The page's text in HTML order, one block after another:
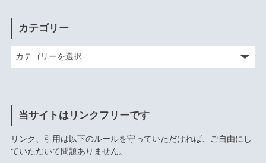
カテゴリー
当サイトはリンクフリーです
リンク、引用は以下のルールを守っていただければ、ご自由にし
ていただいて問題ありません。